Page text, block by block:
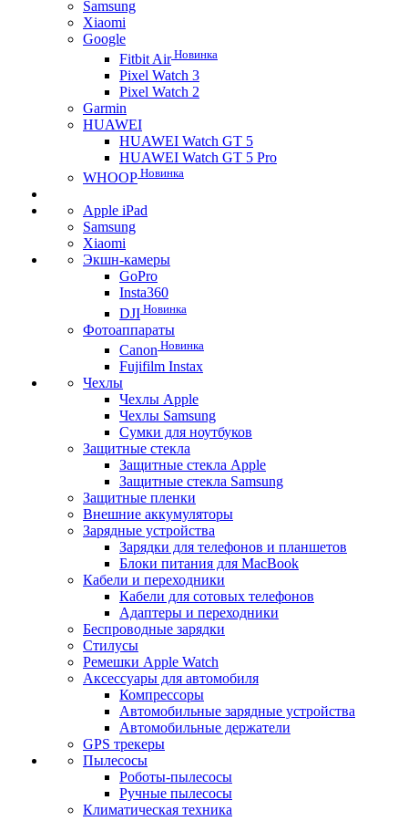
Samsung
Xiaomi
Google
Fitbit AirНовинка
Pixel Watch 3
Pixel Watch 2
Garmin
HUAWEI
HUAWEI Watch GT 5
HUAWEI Watch GT 5 Pro
WHOOP Новинка
Apple iPad
Samsung
Xiaomi
Экшн-камеры
GoPro
Insta360
DJI Новинка
Фотоаппараты
Canon Новинка
Fujifilm Instax
Чехлы
Чехлы Apple
Чехлы Samsung
Сумки для ноутбуков
Защитные стекла
Защитные стекла Apple
Защитные стекла Samsung
Защитные пленки
Внешние аккумуляторы
Зарядные устройства
Зарядки для телефонов и планшетов
Блоки питания для MacBook
Кабели и переходники
Кабели для сотовых телефонов
Адаптеры и переходники
Беспроводные зарядки
Стилусы
Ремешки Apple Watch
Аксессуары для автомобиля
Компрессоры
Автомобильные зарядные устройства
Автомобильные держатели
GPS трекеры
Пылесосы
Роботы-пылесосы
Ручные пылесосы
Климатическая техника